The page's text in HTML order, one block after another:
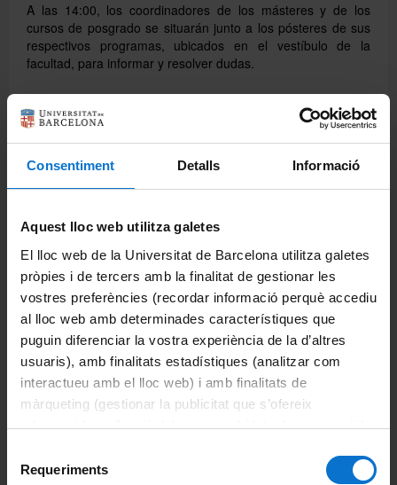
Consentiment Detalls Informació
Aquest lloc web utilitza galetes
El lloc web de la Universitat de Barcelona utilitza galetes
pròpies i de tercers amb la finalitat de gestionar les
vostres preferències (recordar informació perquè accediu
al lloc web amb determinades característiques que
puguin diferenciar la vostra experiència de la d’altres
usuaris), amb finalitats estadístiques (analitzar com
interactueu amb el lloc web) i amb finalitats de
màrqueting (gestionar la publicitat que s’ofereix
adequant-la en funció dels vostres hàbits de navegació).
consultar laPolítica de galetes del lloc web de la
Requeriments
A las 14:00, los coordinadores de los másteres y de los
cursos de posgrado se situarán junto a los pósteres de sus
respectivos programas, ubicados en el vestíbulo de la
facultad, para informar y resolver dudas.
Máster Agrobiología Ambiental
Becas, ayudas y premios
Orientación al estudiante
Actividades sociales